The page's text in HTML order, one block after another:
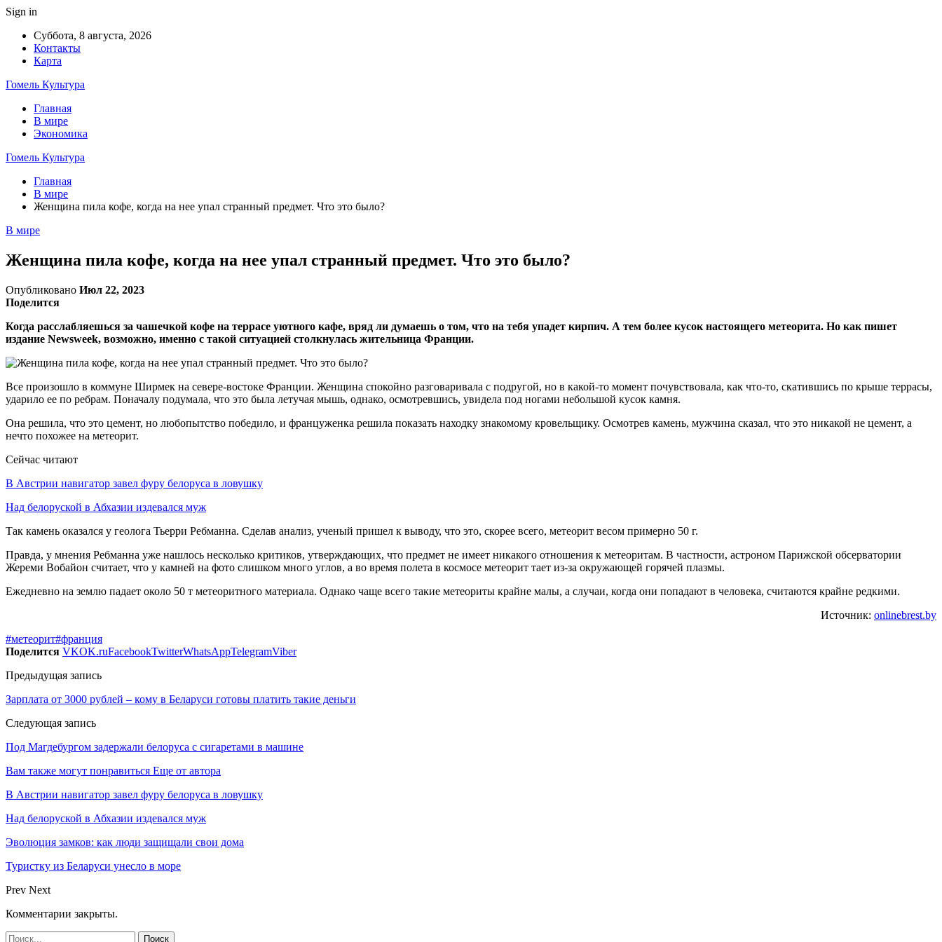
Sign in
Суббота, 8 августа, 2026
Контакты
Карта
Гомель Культура
Главная
В мире
Экономика
Гомель Культура
Главная
В мире
Женщина пила кофе, когда на нее упал странный предмет. Что это было?
В мире
Женщина пила кофе, когда на нее упал странный предмет. Что это было?
Опубликовано Июл 22, 2023
Поделится
Когда расслабляешься за чашечкой кофе на террасе уютного кафе, вряд ли думаешь о том, что на тебя упадет кирпич. А тем более кусок настоящего метеорита. Но как пишет
издание Newsweek, возможно, именно с такой ситуацией столкнулась жительница Франции.
Все произошло в коммуне Ширмек на севере-востоке Франции. Женщина спокойно разговаривала с подругой, но в какой-то момент почувствовала, как что-то, скатившись по крыше террасы,
ударило ее по ребрам. Поначалу подумала, что это была летучая мышь, однако, осмотревшись, увидела под ногами небольшой кусок камня.
Она решила, что это цемент, но любопытство победило, и француженка решила показать находку знакомому кровельщику. Осмотрев камень, мужчина сказал, что это никакой не цемент, а
нечто похожее на метеорит.
Сейчас читают
В Австрии навигатор завел фуру белоруса в ловушку
Над белоруской в Абхазии издевался муж
Так камень оказался у геолога Тьерри Ребманна. Сделав анализ, ученый пришел к выводу, что это, скорее всего, метеорит весом примерно 50 г.
Правда, у мнения Ребманна уже нашлось несколько критиков, утверждающих, что предмет не имеет никакого отношения к метеоритам. В частности, астроном Парижской обсерватории
Жереми Вобайон считает, что у камней на фото слишком много углов, а во время полета в космосе метеорит тает из-за окружающей горячей плазмы.
Ежедневно на землю падает около 50 т метеоритного материала. Однако чаще всего такие метеориты крайне малы, а случаи, когда они попадают в человека, считаются крайне редкими.
Источник: onlinebrest.by
#метеорит#франция
Поделится VKOK.ruFacebookTwitterWhatsAppTelegramViber
Предыдущая запись
Зарплата от 3000 рублей – кому в Беларуси готовы платить такие деньги
Следующая запись
Под Магдебургом задержали белоруса с сигаретами в машине
Вам также могут понравиться Еще от автора
В Австрии навигатор завел фуру белоруса в ловушку
Над белоруской в Абхазии издевался муж
Эволюция замков: как люди защищали свои дома
Туристку из Беларуси унесло в море
Prev Next
Комментарии закрыты.